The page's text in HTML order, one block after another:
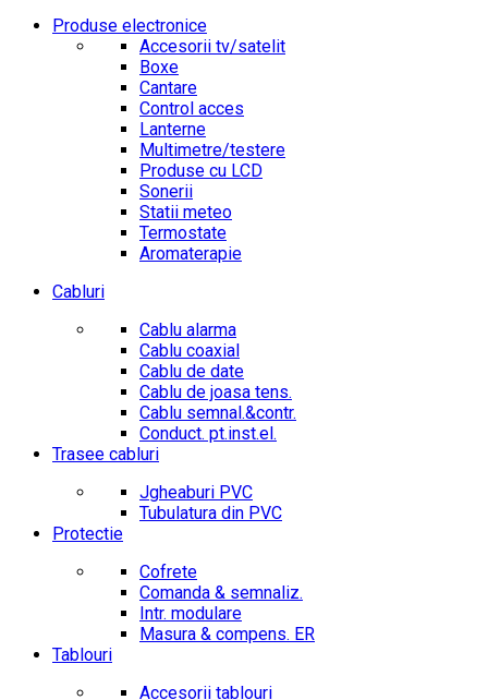
Produse electronice
Accesorii tv/satelit
Boxe
Cantare
Control acces
Lanterne
Multimetre/testere
Produse cu LCD
Sonerii
Statii meteo
Termostate
Aromaterapie
Cabluri
Cablu alarma
Cablu coaxial
Cablu de date
Cablu de joasa tens.
Cablu semnal.&contr.
Conduct. pt.inst.el.
Trasee cabluri
Jgheaburi PVC
Tubulatura din PVC
Protectie
Cofrete
Comanda & semnaliz.
Intr. modulare
Masura & compens. ER
Tablouri
Accesorii tablouri